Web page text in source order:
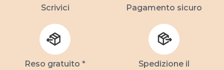
Scrivici Pagamento sicuro
Reso gratuito *
Spedizione il